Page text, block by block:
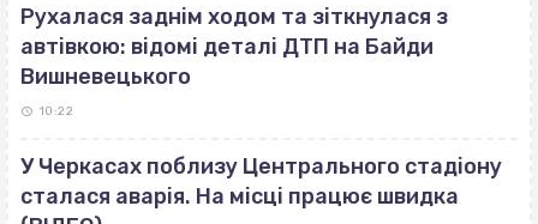
Рухалася заднім ходом та зіткнулася з
автівкою: відомі деталі ДТП на Байди
Вишневецького
10:22
У Черкасах поблизу Центрального стадіону
сталася аварія. На місці працює швидка